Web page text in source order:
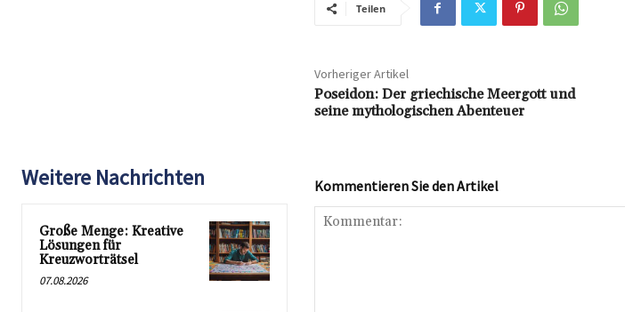
Teilen
Vorheriger Artikel
Poseidon: Der griechische Meergott und
seine mythologischen Abenteuer
Weitere Nachrichten
Große Menge: Kreative
Lösungen für
Kreuzworträtsel
07.08.2026
Kommentieren Sie den Artikel